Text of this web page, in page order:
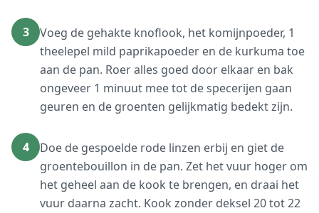
3
Voeg de gehakte knoflook, het komijnpoeder, 1
theelepel mild paprikapoeder en de kurkuma toe
aan de pan. Roer alles goed door elkaar en bak
ongeveer 1 minuut mee tot de specerijen gaan
geuren en de groenten gelijkmatig bedekt zijn.
4
Doe de gespoelde rode linzen erbij en giet de
groentebouillon in de pan. Zet het vuur hoger om
het geheel aan de kook te brengen, en draai het
vuur daarna zacht. Kook zonder deksel 20 tot 22